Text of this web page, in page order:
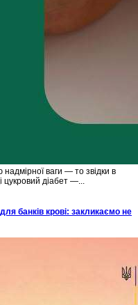
ваги — то звідки в
цукровий діабет —...
банків крові: закликаємо не